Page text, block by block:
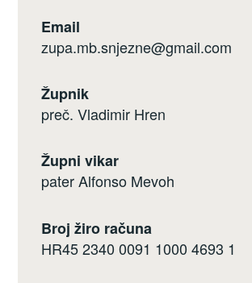
Email
zupa.mb.snjezne@gmail.com
Župnik
preč. Vladimir Hren
Župni vikar
pater Alfonso Mevoh
Broj žiro računa
HR45 2340 0091 1000 4693 1